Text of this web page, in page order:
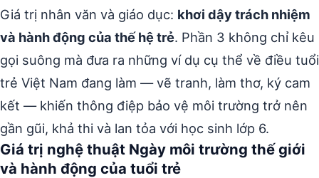
Giá trị nhân văn và giáo dục: khơi dậy trách nhiệm
và hành động của thế hệ trẻ. Phần 3 không chỉ kêu
gọi suông mà đưa ra những ví dụ cụ thể về điều tuổi
trẻ Việt Nam đang làm — vẽ tranh, làm thơ, ký cam
kết — khiến thông điệp bảo vệ môi trường trở nên
gần gũi, khả thi và lan tỏa với học sinh lớp 6.
Giá trị nghệ thuật Ngày môi trường thế giới
và hành động của tuổi trẻ